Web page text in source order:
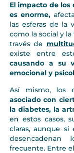
El impacto de los
es enorme,
las esferas de la
como la social y
través de
existe entre
causando a su
emocional y
Así mismo, los
asociado con
la diabetes, la
en estos casos,
claras, aunque
frecuente. Entre